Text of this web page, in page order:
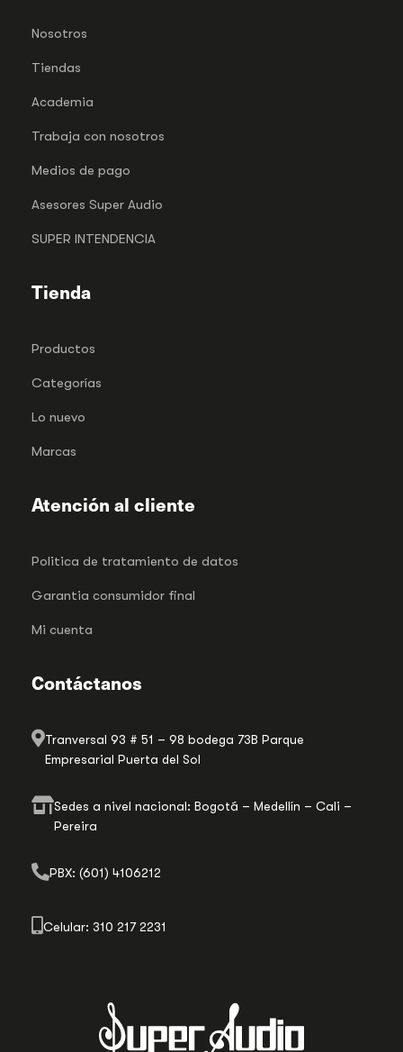
Nosotros
Tiendas
Academia
Trabaja con nosotros
Medios de pago
Asesores Super Audio
SUPER INTENDENCIA
Tienda
Productos
Categorías
Lo nuevo
Marcas
Atención al cliente
Politica de tratamiento de datos
Garantia consumidor final
Mi cuenta
Contáctanos
Tranversal 93 # 51 – 98 bodega 73B Parque
Empresarial Puerta del Sol
Sedes a nivel nacional: Bogotá – Medellín – Cali –
Pereira
PBX: (601) 4106212
Celular: 310 217 2231